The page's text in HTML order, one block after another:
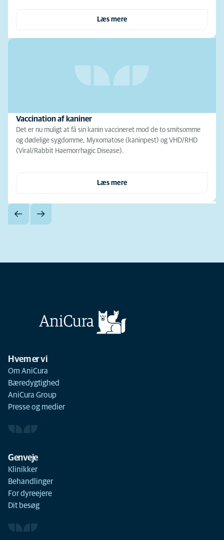
Læs mere
Vaccination af kaniner
Det er nu muligt at få sin kanin vaccineret mod de to smitsomme
og dødelige sygdomme, Myxomatose (kaninpest) og VHD/RHD
(Viral/Rabbit Haemorrhagic Disease).
Læs mere
Hvem er vi
Om AniCura
Bæredygtighed
AniCura Group
Presse og medier
Genveje
Klinikker
Behandlinger
For dyreejere
Dit besøg